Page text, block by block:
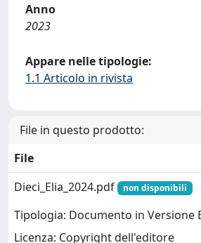
Anno
2023
Appare nelle tipologie:
1.1 Articolo in rivista
File in questo prodotto:
File
Dieci_Elia_2024.pdf
non disponibili
Tipologia: Documento in Versione
Licenza: Copyright dell'editore